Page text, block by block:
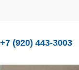
+7 (920) 443-3003